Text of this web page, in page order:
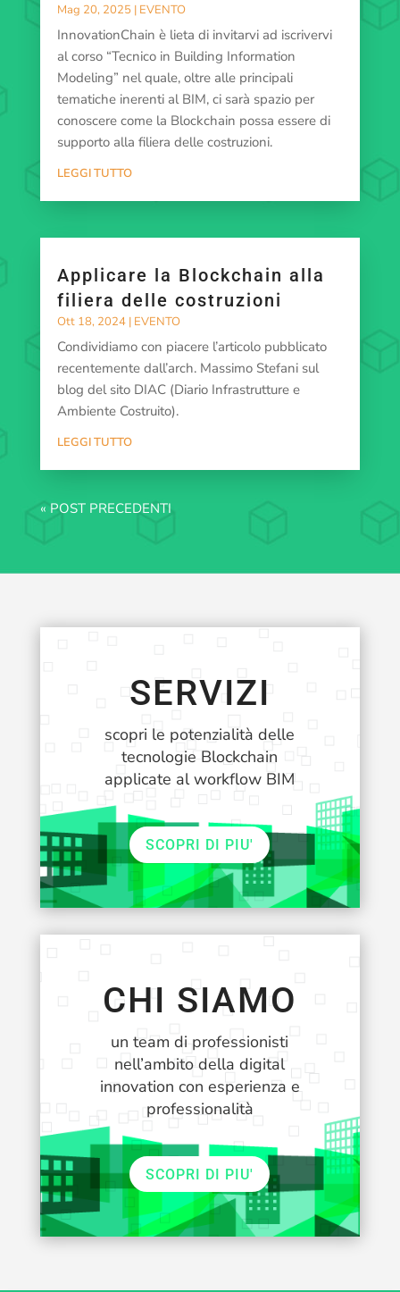
Mag 20, 2025| EVENTO
InnovationChain è lieta di invitarvi ad iscrivervi
al corso “Tecnico in Building Information
Modeling” nel quale, oltre alle principali
tematiche inerenti al BIM, ci sarà spazio per
conoscere come la Blockchain possa essere di
supporto alla filiera delle costruzioni.
LEGGI TUTTO
Applicare la Blockchain alla
filiera delle costruzioni
Ott 18, 2024| EVENTO
Condividiamo con piacere l’articolo pubblicato
recentemente dall’arch. Massimo Stefani sul
blog del sito DIAC (Diario Infrastrutture e
Ambiente Costruito).
LEGGI TUTTO
« POST PRECEDENTI
SERVIZI
scopri le potenzialità delle
tecnologie Blockchain
applicate al workflow BIM
SCOPRI DI PIU'
CHI SIAMO
un team di professionisti
nell’ambito della digital
innovation con esperienza e
professionalità
SCOPRI DI PIU'